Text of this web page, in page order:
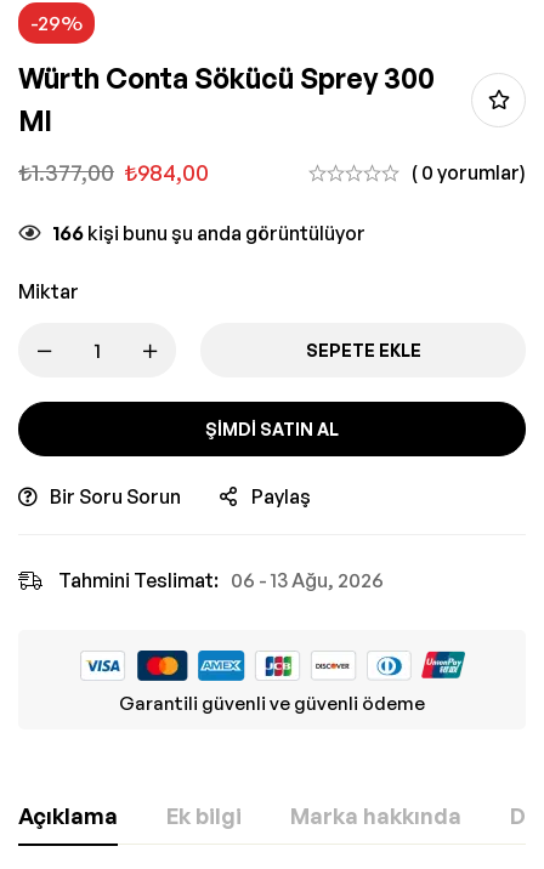
-29%
Würth Conta Sökücü Sprey 300
Ml
₺1.377,00 ₺984,00 ( 0 yorumlar)
166 kişi bunu şu anda görüntülüyor
Miktar
SEPETE EKLE
ŞIMDI SATIN AL
Bir Soru Sorun Paylaş
Tahmini Teslimat: 06 - 13 Ağu, 2026
Garantili güvenli ve güvenli ödeme
Açıklama Ek bilgi Marka hakkında